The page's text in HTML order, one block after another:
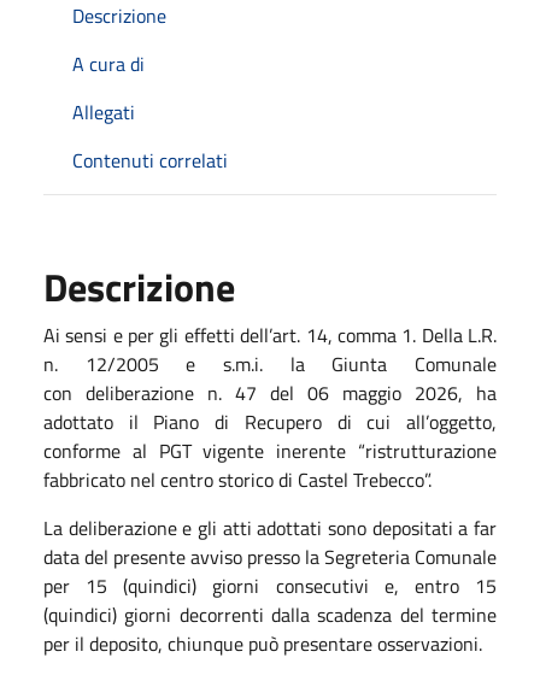
Descrizione
A cura di
Allegati
Contenuti correlati
Descrizione
Ai sensi e per gli effetti dell’art. 14, comma 1. Della L.R.
n. 12/2005 e s.m.i. la Giunta Comunale
con deliberazione n. 47 del 06 maggio 2026, ha
adottato il Piano di Recupero di cui all’oggetto,
conforme al PGT vigente inerente “ristrutturazione
fabbricato nel centro storico di Castel Trebecco”.
La deliberazione e gli atti adottati sono depositati a far
data del presente avviso presso la Segreteria Comunale
per 15 (quindici) giorni consecutivi e, entro 15
(quindici) giorni decorrenti dalla scadenza del termine
per il deposito, chiunque può presentare osservazioni.